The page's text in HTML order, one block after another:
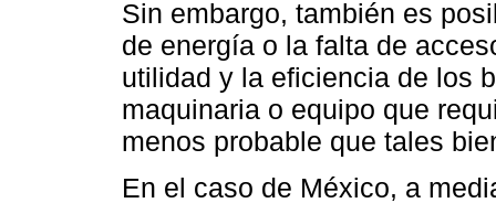
Sin embargo, también es
de energía o la falta de
utilidad y la eficiencia de los
maquinaria o equipo que
menos probable que tales
En el caso de México, a